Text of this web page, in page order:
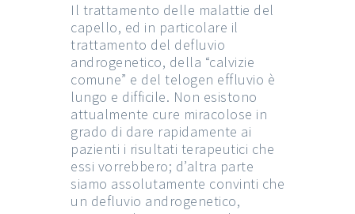
Il trattamento delle malattie del
capello, ed in particolare il
trattamento del defluvio
androgenetico, della “calvizie
comune” e del telogen effluvio è
lungo e difficile. Non esistono
attualmente cure miracolose in
grado di dare rapidamente ai
pazienti i risultati terapeutici che
essi vorrebbero; d’altra parte
siamo assolutamente convinti che
un defluvio androgenetico,